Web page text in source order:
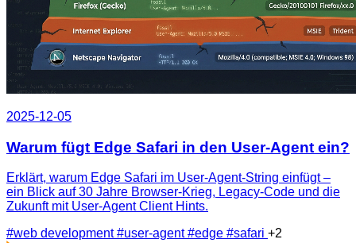
2025-12-05
Warum fügt Edge Safari in den User‑Agent ein?
Erklärt, warum Edge Safari im User‑Agent‑String einfügt –
ein Blick auf 30 Jahre Browser‑Krieg, Legacy‑Code und die
Zukunft mit User‑Agent Client Hints.
#web development#user-agent#edge #safari +2